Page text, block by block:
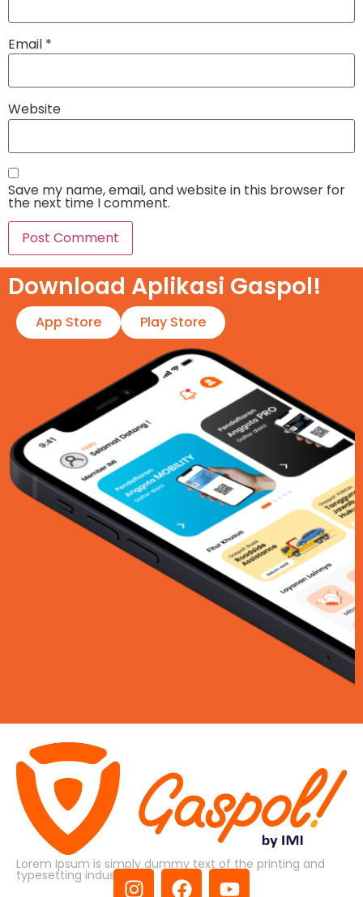
Email *
Website
Save my name, email, and website in this browser for
the next time I comment.
Download Aplikasi Gaspol!​
App Store Play Store
Lorem Ipsum is simply dummy text of the printing and
typesetting industry.